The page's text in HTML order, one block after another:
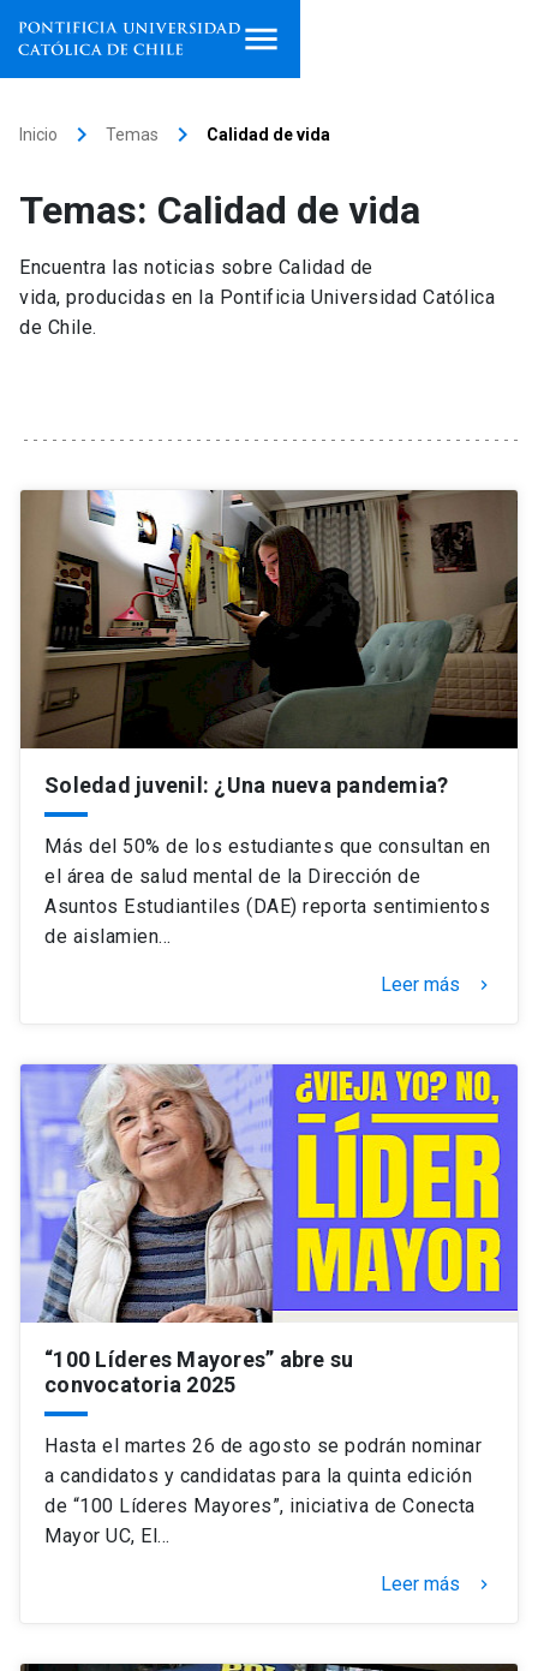
Facultades, escuelas e
institutos
Investigación
Extensión
Vinculación
Universidad
Información para keyboard_arrow_down
Futuros estudiantes
Estudiantes
Académicos
Personal
Alumni launch
Go to english site launch
ACCESOS DIRECTOS
Admisión launch
Mi Cuenta UC launch
Mi Portal UC launch
Inicio keyboard_arrow_right Temas keyboard_arrow_right Calidad de vida
Temas: Calidad de vida
Encuentra las noticias sobre Calidad de
vida, producidas en la Pontificia Universidad Católica
de Chile.
Soledad juvenil: ¿Una nueva pandemia?
Más del 50% de los estudiantes que consultan en
el área de salud mental de la Dirección de
Asuntos Estudiantiles (DAE) reporta sentimientos
de aislamien…
Leer más keyboard_arrow_right
“100 Líderes Mayores” abre su
convocatoria 2025
Hasta el martes 26 de agosto se podrán nominar
a candidatos y candidatas para la quinta edición
de “100 Líderes Mayores”, iniciativa de Conecta
Mayor UC, El…
Leer más keyboard_arrow_right